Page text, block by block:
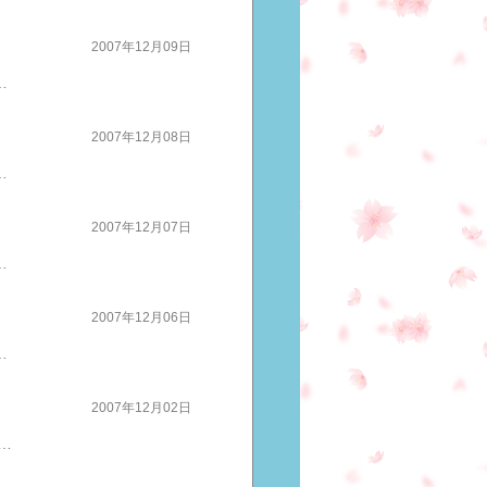
2007年12月09日
2007年12月08日
2007年12月07日
2007年12月06日
2007年12月02日